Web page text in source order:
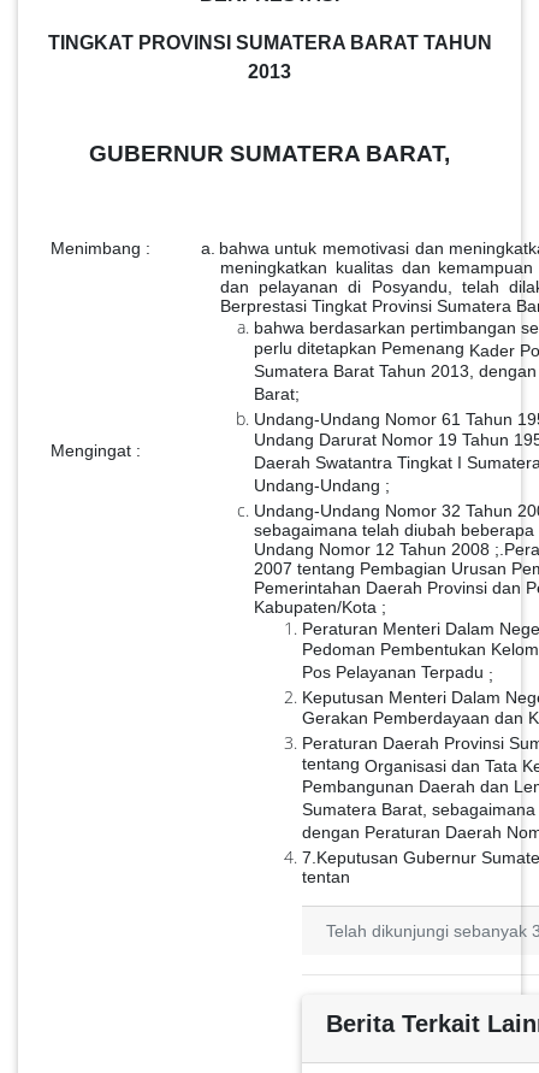
TINGKAT PROVINSI SUMATERA BARAT TAHUN
2013
GUBERNUR SUMATERA BARAT,
Menimbang :
Mengingat :
a. bahwa untuk memotivasi dan
meningkatkan kualitas dan
dan pelayanan di Posyandu, telah
Berprestasi Tingkat ProvinsiSumatera
bahwa berdasarkan pertimbangan
perlu ditetapkan Pemenang Kader
Sumatera Barat Tahun 2013,
Barat;
Undang-Undang Nomor 61 Tahun
Undang Darurat Nomor 19 Tahun
Daerah Swatantra Tingkat I
Undang-Undang ;
Undang-Undang Nomor 32 Tahun
sebagaimana telah diubah
Undang Nomor 12 Tahun 2008 ;
2007 tentang Pembagian Urusan
Pemerintahan Daerah Provinsi dan
Kabupaten/Kota ;
Peraturan Menteri Dalam Neg
Pedoman Pembentukan
Pos Pelayanan Terpadu ;
Keputusan Menteri Dalam
Gerakan Pemberdayaan dan
Peraturan Daerah Provinsi
tentangOrganisasi dan Tata
Pembangunan Daerah dan
Sumatera Barat,
dengan Peraturan Daerah
7. Keputusan Gubernur
tentan
Telah dikunjungi sebanyak
Berita Terkait